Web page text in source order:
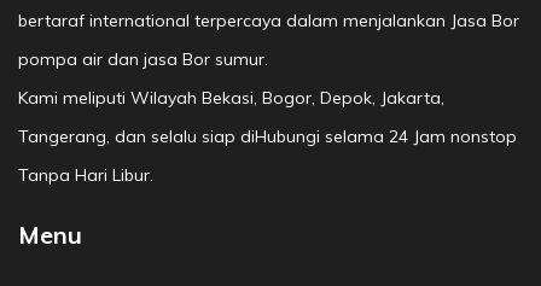
bertaraf international terpercaya dalam menjalankan Jasa Bor
pompa air dan jasa Bor sumur.
Kami meliputi Wilayah Bekasi, Bogor, Depok, Jakarta,
Tangerang, dan selalu siap diHubungi selama 24 Jam nonstop
Tanpa Hari Libur.
Menu